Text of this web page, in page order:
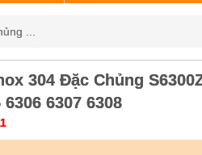
...
304 Đặc Chủng
6306 6307 6308